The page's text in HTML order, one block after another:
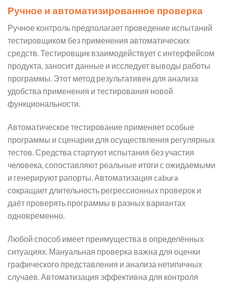
Ручное и автоматизированное проверка
Ручное контроль предполагает проведение испытаний
тестировщиком без применения автоматических
средств. Тестировщик взаимодействует с интерфейсом
продукта, заносит данные и исследует выводы работы
программы. Этот метод результативен для анализа
удобства применения и тестирования новой
функциональности.
Автоматическое тестирование применяет особые
программы и сценарии для осуществления регулярных
тестов. Средства стартуют испытания без участия
человека, сопоставляют реальные итоги с ожидаемыми
и генерируют рапорты. Автоматизация cabura
сокращает длительность регрессионных проверок и
даёт проверять программы в разных вариантах
одновременно.
Любой способ имеет преимущества в определённых
ситуациях. Мануальная проверка важна для оценки
графического представления и анализа нетипичных
случаев. Автоматизация эффективна для контроля